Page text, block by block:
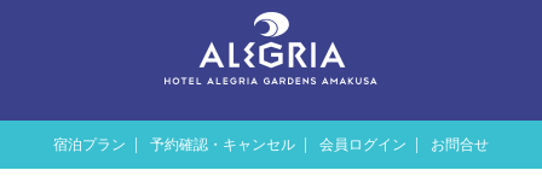
宿泊プラン 予約確認・キャンセル 会員ログイン お問合せ